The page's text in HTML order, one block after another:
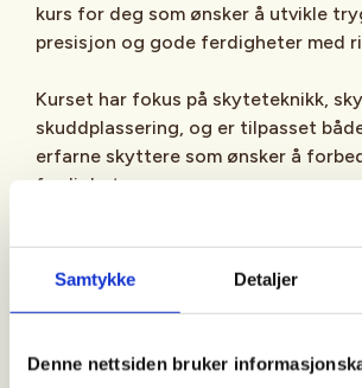
Samtykke Detaljer
Denne nettsiden bruker
kurs for deg som ønsker å utvikle
presisjon og gode ferdigheter med
Kurset har fokus på skyteteknikk,
skuddplassering, og er tilpasset
erfarne skyttere som ønsker å
ferdigheter.
Gjennom kurset jobber vi målrettet
riktig skyteteknikk
gode og stabile skytestillinger